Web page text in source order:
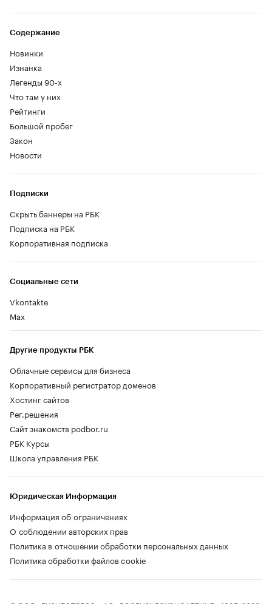
Содержание
Новинки
Изнанка
Легенды 90-х
Что там у них
Рейтинги
Большой пробег
Закон
Новости
Социальные сети
Vkontakte
Max
Другие продукты РБК
Облачные сервисы для бизнеса
Корпоративный регистратор доменов
Хостинг сайтов
Рег.решения
Сайт знакомств podbor.ru
РБК Курсы
Школа управления РБК
Подписки
Скрыть баннеры на РБК
Подписка на РБК
Корпоративная подписка
Юридическая Информация
Информация об ограничениях
О соблюдении авторских прав
Политика в отношении обработки персональных данных
Политика обработки файлов cookie